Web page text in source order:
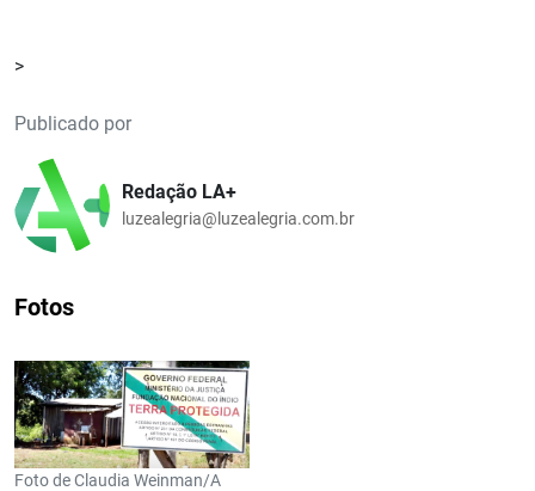
>
Publicado por
Redação LA+
luzealegria@luzealegria.com.br
Fotos
Foto de Claudia Weinman/A